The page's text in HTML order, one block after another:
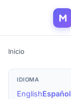
M
Inicio
IDIOMA
EnglishEspañol